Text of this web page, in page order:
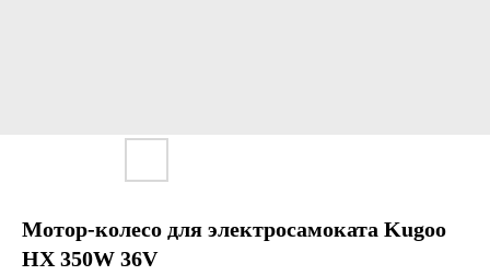
Мотор-колесо для электросамоката Kugoo
HX 350W 36V